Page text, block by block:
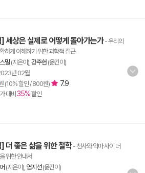
세상은 실제로 어떻게 돌아가는가- 우리의
하게 이해하기 위한 과학적 접근
밀(지은이), 강주헌 (옮긴이)
년 02월
(10% 할인 / 800원) 7.9
대비 35%할인
더 좋은 삶을 위한 철학- 천사와 악마 사이 더
위한 안내서
(지은이), 염지선(옮긴이)